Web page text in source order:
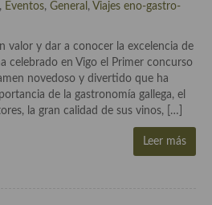
, Eventos, General , Viajes eno-gastro-
valor y dar a conocer la excelencia de
celebrado en Vigo el Primer concurso
novedoso y divertido que ha
de la gastronomía gallega, el
la gran calidad de sus vinos, […]
Leer más